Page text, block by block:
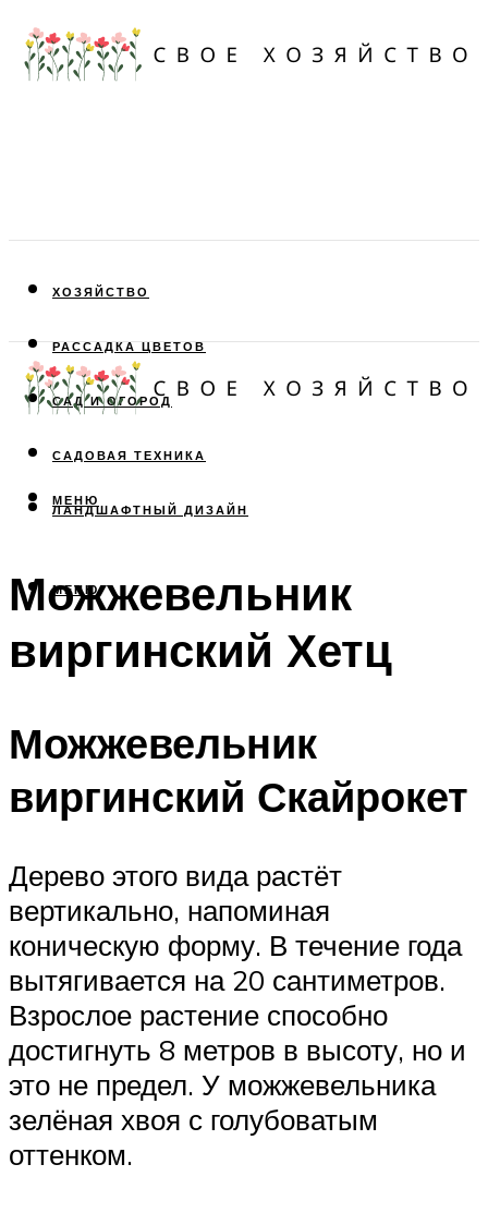
ХОЗЯЙСТВО
РАССАДКА ЦВЕТОВ
САД И ОГОРОД
САДОВАЯ ТЕХНИКА
ЛАНДШАФТНЫЙ ДИЗАЙН
МЕНЮ
МЕНЮ
Можжевельник
виргинский Хетц
Можжевельник
виргинский Скайрокет
Дерево этого вида растёт
вертикально, напоминая
коническую форму. В течение года
вытягивается на 20 сантиметров.
Взрослое растение способно
достигнуть 8 метров в высоту, но и
это не предел. У можжевельника
зелёная хвоя с голубоватым
оттенком.